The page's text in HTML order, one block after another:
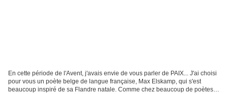
En cette période de l'Avent, j'avais envie de vous parler de PAIX... J'ai choisi
pour vous un poète belge de langue française, Max Elskamp, qui s'est
beaucoup inspiré de sa Flandre natale. Comme chez beaucoup de poètes